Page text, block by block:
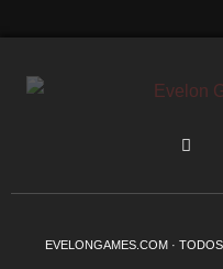
EVELONGAMES.COM ·